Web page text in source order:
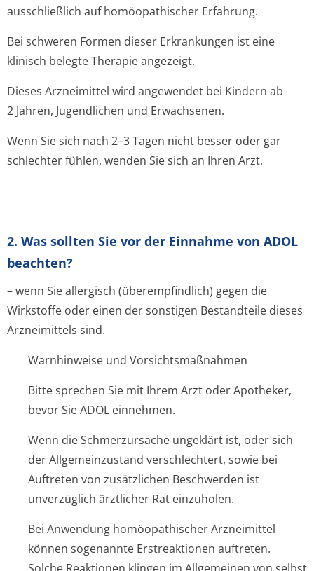
ausschließlich auf homöopathischer Erfahrung.
Bei schweren Formen dieser Erkrankungen ist eine
klinisch belegte Therapie angezeigt.
Dieses Arzneimittel wird angewendet bei Kindern ab
2 Jahren, Jugendlichen und Erwachsenen.
Wenn Sie sich nach 2–3 Tagen nicht besser oder gar
schlechter fühlen, wenden Sie sich an Ihren Arzt.
2. Was sollten Sie vor der Einnahme von ADOL
beachten?
– wenn Sie allergisch (überempfindlich) gegen die
Wirkstoffe oder einen der sonstigen Bestandteile dieses
Arzneimittels sind.
Warnhinweise und Vorsichtsmaßnahmen
Bitte sprechen Sie mit Ihrem Arzt oder Apotheker,
bevor Sie ADOL einnehmen.
Wenn die Schmerzursache ungeklärt ist, oder sich
der Allgemeinzustand verschlechtert, sowie bei
Auftreten von zusätzlichen Beschwerden ist
unverzüglich ärztlicher Rat einzuholen.
Bei Anwendung homöopathischer Arzneimittel
können sogenannte Erstreaktionen auftreten.